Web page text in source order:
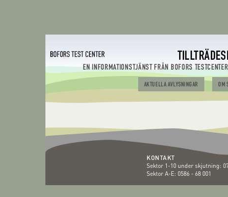
EN INFORMATIONSTJÄNST FRÅN BOFORS
AKTUELLA AVLYSNINGAR OM
KONTAKT
Sektor 1-10 under skjutning:
Sektor A-E: 0586 - 68 001